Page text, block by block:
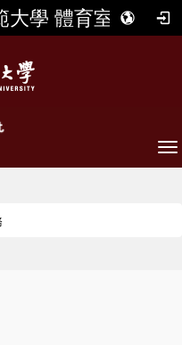
大學 體育室